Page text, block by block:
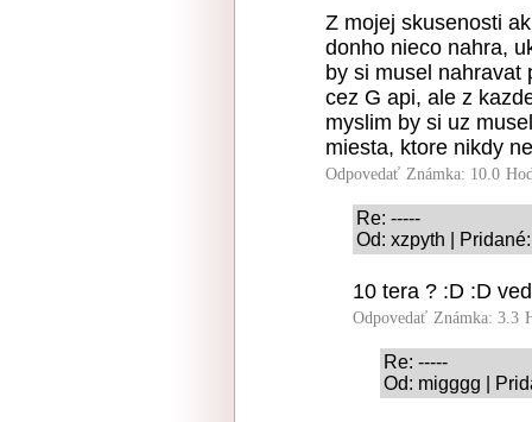
Z mojej skusenosti
donho nieco nahra,
by si musel nahravat
cez G api, ale z
myslim by si uz
miesta, ktore nikdy
Odpovedať Známka: 10.0
Re: -----
Od: xzpyth |
10 tera ? :D :D
Odpovedať Známka: 3.3
Re: -----
Od: migggg |